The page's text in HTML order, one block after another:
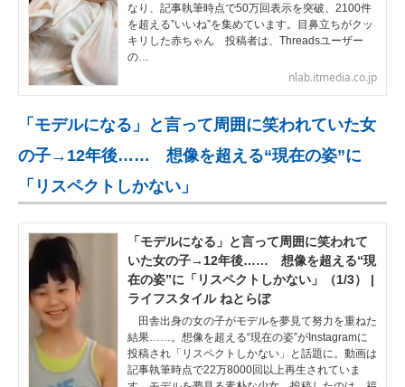
なり、記事執筆時点で50万回表示を突破、2100件
を超える”いいね”を集めています。目鼻立ちがクッ
キリした赤ちゃん 投稿者は、Threadsユーザー
の…
nlab.itmedia.co.jp
「モデルになる」と言って周囲に笑われていた女
の子→12年後…… 想像を超える“現在の姿”に
「リスペクトしかない」
「モデルになる」と言って周囲に笑われて
いた女の子→12年後…… 想像を超える“現
在の姿”に「リスペクトしかない」（1/3） |
ライフスタイル ねとらぼ
田舎出身の女の子がモデルを夢見て努力を重ねた
結果……。想像を超える“現在の姿”がInstagramに
投稿され「リスペクトしかない」と話題に。動画は
記事執筆時点で22万8000回以上再生されていま